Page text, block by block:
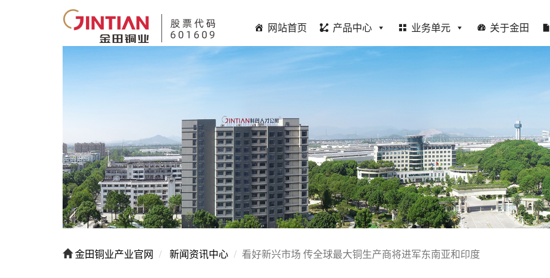
网站首页 产品中心 业务单元 关于金田
金田铜业产业官网 新闻资讯中心 看好新兴市场 传全球最大铜生产商将进军东南亚和印度